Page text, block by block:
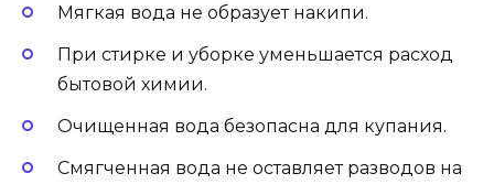
Мягкая вода не образует накипи.
При стирке и уборке уменьшается расход
бытовой химии.
Очищенная вода безопасна для купания.
Смягченная вода не оставляет разводов на